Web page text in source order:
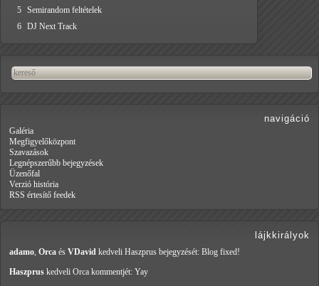
5 Semirandom feltételek
6 DJ Next Track
navigáció
Galéria
Megfigyelőközpont
Szavazások
Legnépszerűbb bejegyzések
Üzenőfal
Verzió história
RSS értesítő feedek
lájkkirályok
adamo, Orca és VDavid kedveli Haszprus bejegyzését: Blog fixed!
Haszprus kedveli Orca kommentjét: Yay